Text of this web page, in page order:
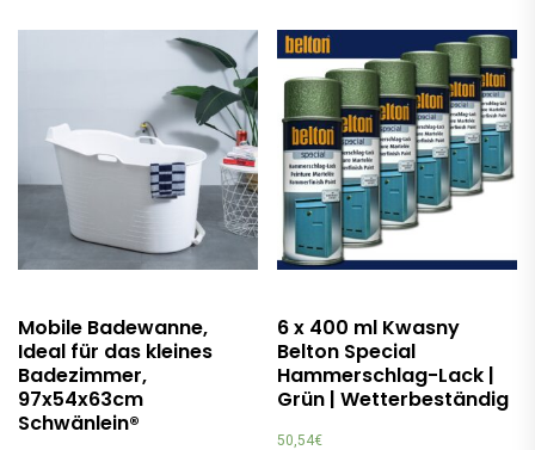
Mobile Badewanne,
Ideal für das kleines
Badezimmer,
97x54x63cm
Schwänlein®
6 x 400 ml Kwasny
Belton Special
Hammerschlag-Lack |
Grün | Wetterbeständig
50,54€